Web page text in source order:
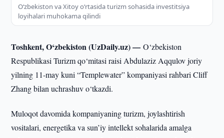
O‘zbekiston va Xitoy o‘rtasida turizm sohasida investitsiya
loyihalari muhokama qilindi
Toshkent, O‘zbekiston (UzDaily.uz) —O‘zbekiston
Respublikasi Turizm qo‘mitasi raisi Abdulaziz Aqqulov joriy
yilning 11-may kuni “Templewater” kompaniyasi rahbari Cliff
Zhang bilan uchrashuv o‘tkazdi.
Muloqot davomida kompaniyaning turizm, joylashtirish
vositalari, energetika va sun’iy intellekt sohalarida amalga